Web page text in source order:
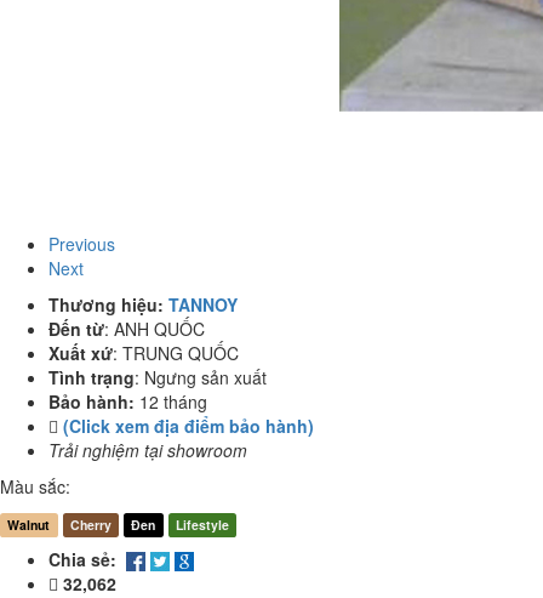
Previous
Next
Thương hiệu: TANNOY
Đến từ: ANH QUỐC
Xuất xứ: TRUNG QUỐC
Tình trạng: Ngưng sản xuất
Bảo hành: 12 tháng
(Click xem địa điểm bảo hành)
Trải nghiệm tại showroom
Màu sắc:
Walnut Cherry Đen Lifestyle
Chia sẻ:
32,062